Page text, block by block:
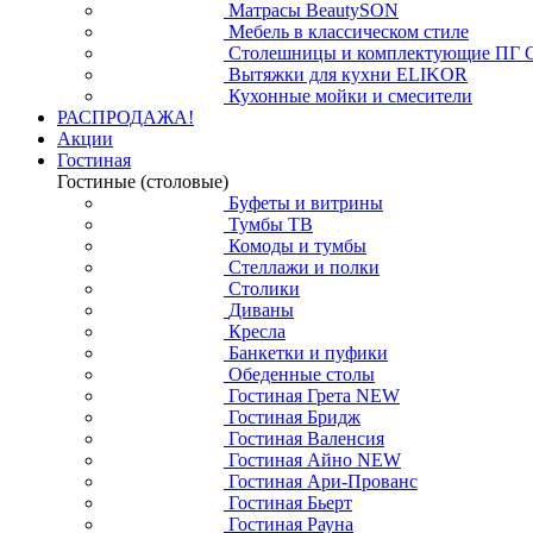
Матрасы BeautySON
Мебель в классическом стиле
Столешницы и комплектующие ПГ
Вытяжки для кухни ELIKOR
Кухонные мойки и смесители
РАСПРОДАЖА!
Акции
Гостиная
Гостиные (столовые)
Буфеты и витрины
Тумбы ТВ
Комоды и тумбы
Стеллажи и полки
Столики
Диваны
Кресла
Банкетки и пуфики
Обеденные столы
Гостиная Грета NEW
Гостиная Бридж
Гостиная Валенсия
Гостиная Айно NEW
Гостиная Ари-Прованс
Гостиная Бьерт
Гостиная Рауна